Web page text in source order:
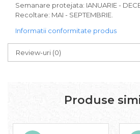
Semanare protejata: IANUARIE -
Recoltare: MAI - SEPTEMBRIE.
Informatii conformitate produs
Review-uri (0)
Produse